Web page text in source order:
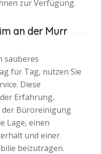
zur Verfügung.
an der Murr
sauberes
für Tag, nutzen Sie
Diese
Erfahrung,
Büroreinigung
Lage, einen
und einer
beizutragen.